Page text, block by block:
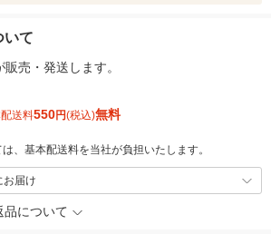
いて
販売・発送します。
送料550円(税込)無料
、基本配送料を当社が負担いたします。
お届け
品について